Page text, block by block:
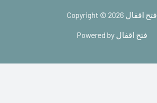
Copyright © 2026 فتح اقفال
Powered by فتح اقفال